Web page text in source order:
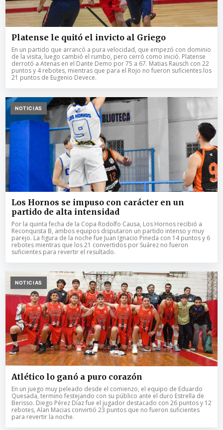
Platense le quitó el invicto al Griego
En un partido que arrancó a pura velocidad, que empezó con dominio
de la visita, luego cambió el rumbo, pero cerró como inició. Platense
derrotó a Atenas en el Dante Demo por 75 a 67. Matias Rausch con 22
puntos y 4 rebotes, mientras que para el Rojo no fueron suficientes los
21 puntos de Eugenio Devece.
NOTICIAS
Los Hornos se impuso con carácter en un
partido de alta intensidad
Por la quinta fecha de la Copa Rodolfo Causa, Los Hornos recibió a
Reconquista B, ambos equipos disputaron un partido intenso y muy
parejo. La figura de la noche fue Juan Ignacio Pineda con 14 puntos y 6
rebotes mientras que los 21 convertidos por Suárez no fueron
suficientes para revertir el resultado.
NOTICIAS
Atlético lo ganó a puro corazón
En un juego muy peleado desde el comienzo, el equipo de Eduardo
Quesada, termino festejando con su público ante el duro Estrella de
Berisso. Diego Pérez Díaz fue el jugador destacado con 26 puntos y 12
rebotes, Alan Macias convirtió 23 puntos que no fueron suficientes
para revertir la noche.